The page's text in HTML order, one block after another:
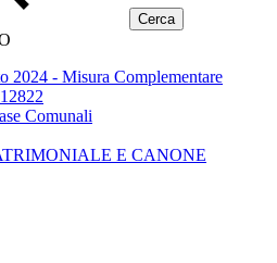
2024 - Misura Complementare
Comunali
E CANONE